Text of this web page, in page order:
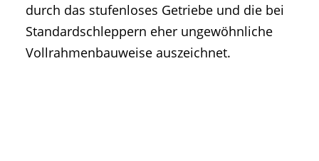
durch das stufenloses Getriebe und die bei
Standardschleppern eher ungewöhnliche
Vollrahmenbauweise auszeichnet.